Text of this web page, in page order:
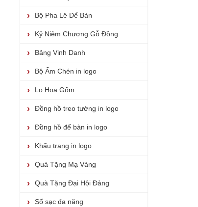
Bộ Pha Lê Để Bàn
Kỷ Niệm Chương Gỗ Đồng
Bảng Vinh Danh
Bộ Ấm Chén in logo
Lọ Hoa Gốm
Đồng hồ treo tường in logo
Đồng hồ để bàn in logo
Khẩu trang in logo
Quà Tặng Mạ Vàng
Quà Tặng Đại Hội Đảng
Sổ sạc đa năng